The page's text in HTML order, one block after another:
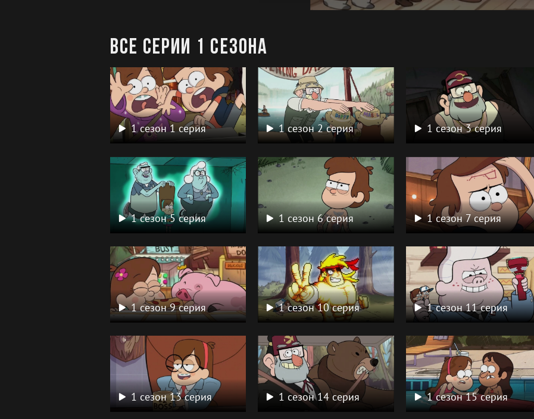
Все серии 1 сезона
1 сезон 1 серия 1 сезон 2 серия 1 сезон 3 серия
1 сезон 5 серия 1 сезон 6 серия 1 сезон 7 серия
1 сезон 9 серия 1 сезон 10 серия 1 сезон 11 серия
1 сезон 13 серия 1 сезон 14 серия 1 сезон 15 серия